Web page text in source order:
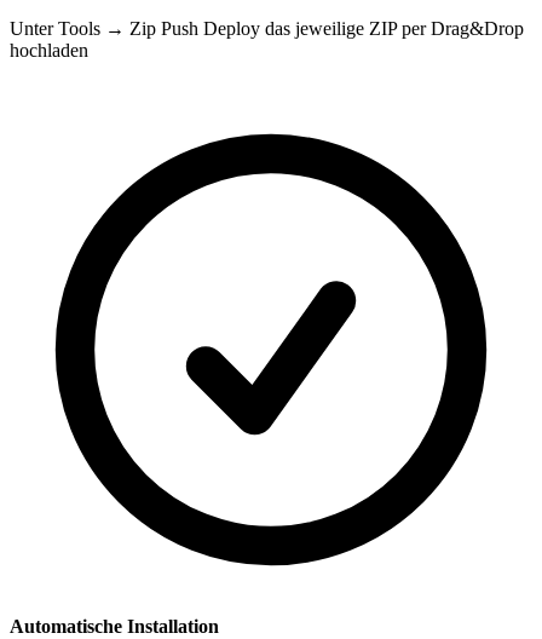
Unter Tools → Zip Push Deploy das jeweilige ZIP per Drag&Drop
hochladen
Automatische Installation